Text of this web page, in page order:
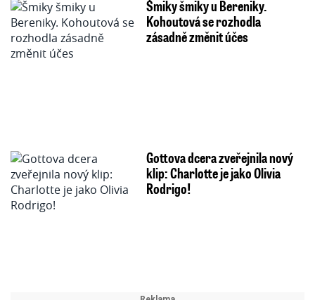
Šmiky šmiky u Bereniky.
Kohoutová se rozhodla
zásadně změnit účes
Gottova dcera zveřejnila nový
klip: Charlotte je jako Olivia
Rodrigo!